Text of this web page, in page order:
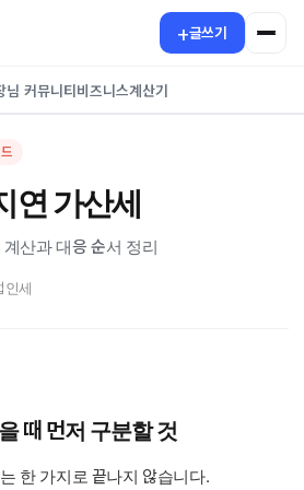
+글쓰기
님 커뮤니티비즈니스계산기
연 가산세
산과 대응 순서 정리
인세
때 먼저 구분할 것
한 가지로 끝나지 않습니다.